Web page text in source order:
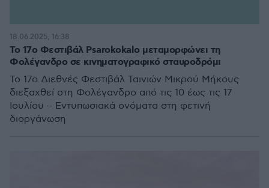
Το 17ο Φεστιβάλ Psarokokalo μεταμορφώνει τη
Φολέγανδρο σε κινηματογραφικό σταυροδρόμι
Το 17ο Διεθνές Φεστιβάλ Ταινιών Μικρού Μήκους
διεξαχθεί στη Φολέγανδρο από τις 10 έως τις 17
Ιουλίου – Εντυπωσιακά ονόματα στη φετινή
διοργάνωση
18.06.2025, 16:38